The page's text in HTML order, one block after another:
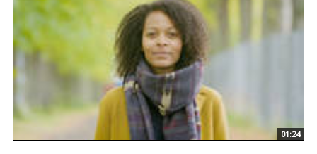
01:24